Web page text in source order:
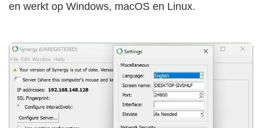
en werkt op Windows, macOS en Linux.